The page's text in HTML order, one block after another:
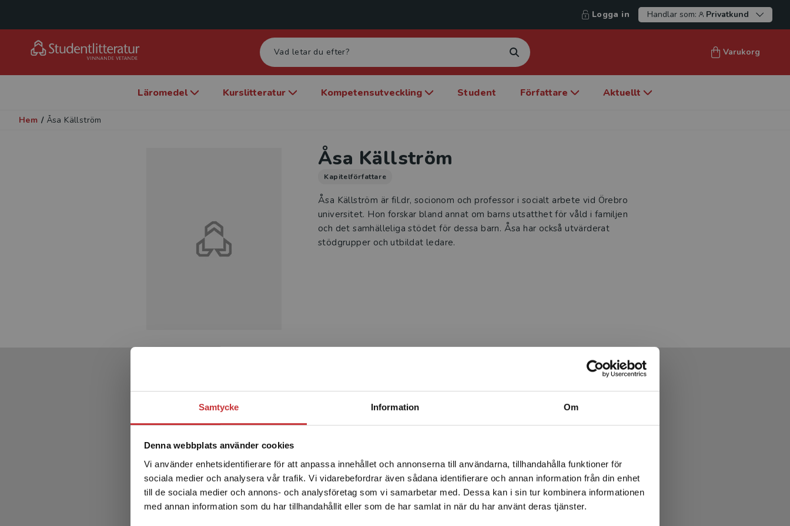
Samtycke Information Om
Denna webbplats använder cookies
Vi använder enhetsidentifierare för att anpassa innehållet och annonserna till användarna, tillhandahålla funktioner för
sociala medier och analysera vår trafik. Vi vidarebefordrar även sådana identifierare och annan information från din enhet
till de sociala medier och annons- och analysföretag som vi samarbetar med. Dessa kan i sin tur kombinera informationen
med annan information som du har tillhandahållit eller som de har samlat in när du har använt deras tjänster.
Begränsad fraktregion
Det verkar som att du besöker studentlitteratur.se via en
enhet utanför Sverige. Vi erbjuder inte leveranser utanför
Sverige. För att kunna slutföra ett köp måste
leveransadressen vara i Sverige.Läs mer
Logga in Handlar som: Privatkund
Varukorg
Läromedel Kurslitteratur Kompetensutveckling Student Författare Aktuellt
Hem / Åsa Källström
Åsa Källström
Kapitelförfattare
Åsa Källström är fil.dr, socionom och professor i socialt arbete vid Örebro
universitet. Hon forskar bland annat om barns utsatthet för våld i familjen
och det samhälleliga stödet för dessa barn. Åsa har också utvärderat
stödgrupper och utbildat ledare.
Produkter